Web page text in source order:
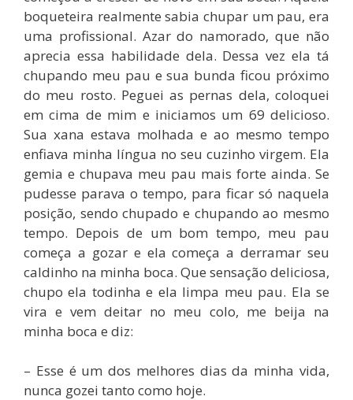
boqueteira realmente sabia chupar um pau, era
uma profissional. Azar do namorado, que não
aprecia essa habilidade dela. Dessa vez ela tá
chupando meu pau e sua bunda ficou próximo
do meu rosto. Peguei as pernas dela, coloquei
em cima de mim e iniciamos um 69 delicioso.
Sua xana estava molhada e ao mesmo tempo
enfiava minha língua no seu cuzinho virgem. Ela
gemia e chupava meu pau mais forte ainda. Se
pudesse parava o tempo, para ficar só naquela
posição, sendo chupado e chupando ao mesmo
tempo. Depois de um bom tempo, meu pau
começa a gozar e ela começa a derramar seu
caldinho na minha boca. Que sensação deliciosa,
chupo ela todinha e ela limpa meu pau. Ela se
vira e vem deitar no meu colo, me beija na
minha boca e diz:
– Esse é um dos melhores dias da minha vida,
nunca gozei tanto como hoje.